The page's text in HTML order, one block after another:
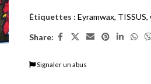
Étiquettes : Eyramwax, TISSUS,
Share:
Signaler un abus